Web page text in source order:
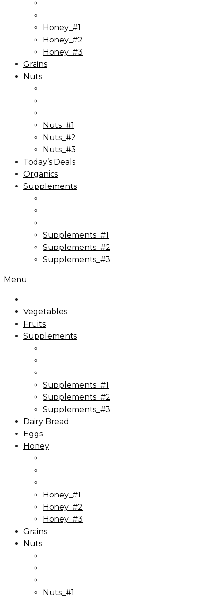
Honey_#1
Honey_#2
Honey_#3
Grains
Nuts
Nuts_#1
Nuts_#2
Nuts_#3
Today’s Deals
Organics
Supplements
Supplements_#1
Supplements_#2
Supplements_#3
Menu
Vegetables
Fruits
Supplements
Supplements_#1
Supplements_#2
Supplements_#3
Dairy Bread
Eggs
Honey
Honey_#1
Honey_#2
Honey_#3
Grains
Nuts
Nuts_#1